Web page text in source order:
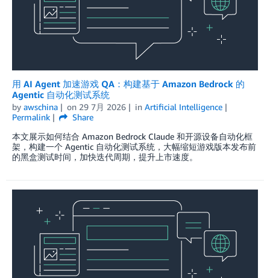
用 AI Agent 加速游戏 QA：构建基于 Amazon Bedrock 的
Agentic 自动化测试系统
by awschina on 29 7月 2026 in Artificial Intelligence
Permalink
Share
本文展示如何结合 Amazon Bedrock Claude 和开源设备自动化框
架，构建一个 Agentic 自动化测试系统，大幅缩短游戏版本发布前
的黑盒测试时间，加快迭代周期，提升上市速度。